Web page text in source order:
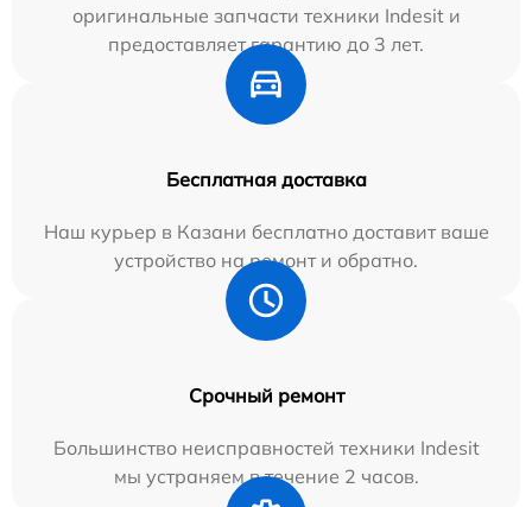
оригинальные запчасти техники Indesit и
предоставляет гарантию до 3 лет.
Бесплатная доставка
Наш курьер в Казани бесплатно доставит ваше
устройство на ремонт и обратно.
Срочный ремонт
Большинство неисправностей техники Indesit
мы устраняем в течение 2 часов.